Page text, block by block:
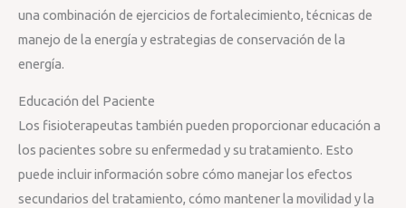
una combinación de ejercicios de fortalecimiento, técnicas de
manejo de la energía y estrategias de conservación de la
energía.
Educación del Paciente
Los fisioterapeutas también pueden proporcionar educación a
los pacientes sobre su enfermedad y su tratamiento. Esto
puede incluir información sobre cómo manejar los efectos
secundarios del tratamiento, cómo mantener la movilidad y la